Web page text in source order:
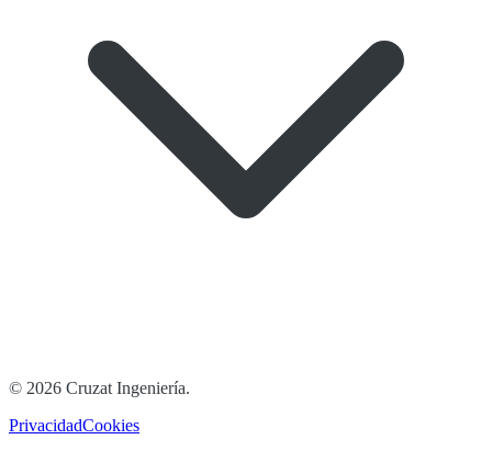
© 2026 Cruzat Ingeniería.
PrivacidadCookies